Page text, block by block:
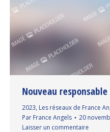
Nouveau
2023, Les réseaux de France
Par France Angels
20
Laisser un commentaire